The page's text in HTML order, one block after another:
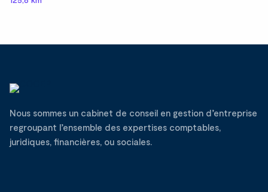
Nous sommes un cabinet de conseil en gestion d’entreprise
regroupant l’ensemble des expertises comptables,
juridiques, financières, ou sociales.